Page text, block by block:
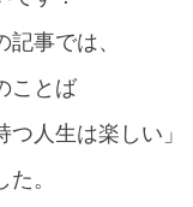
事では、
ことば
つ人生は楽しい」
。